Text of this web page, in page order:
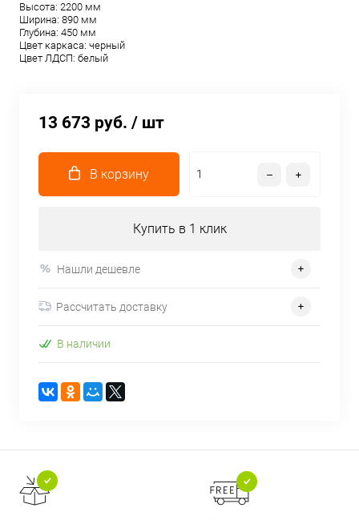
Высота: 2200 мм
Ширина: 890 мм
Глубина: 450 мм
Цвет каркаса: черный
Цвет ЛДСП: белый
13 673 руб. / шт
В корзину
Купить в 1 клик
Нашли дешевле
Рассчитать доставку
В наличии